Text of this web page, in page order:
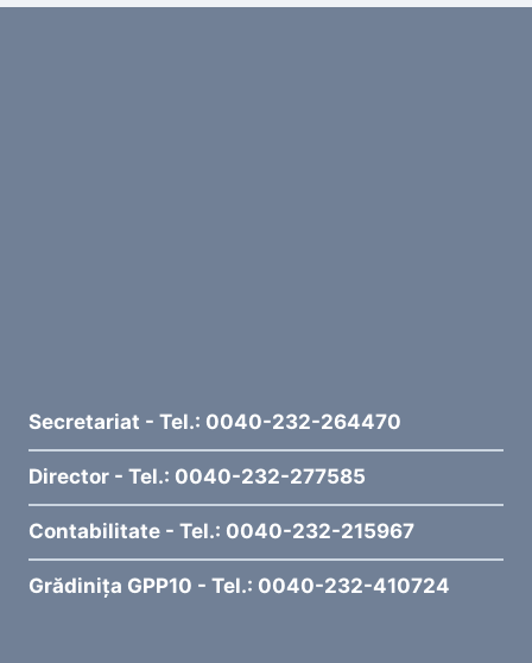
Secretariat - Tel.: 0040-232-264470
Director - Tel.: 0040-232-277585
Contabilitate - Tel.: 0040-232-215967
Grădinița GPP10 - Tel.: 0040-232-410724